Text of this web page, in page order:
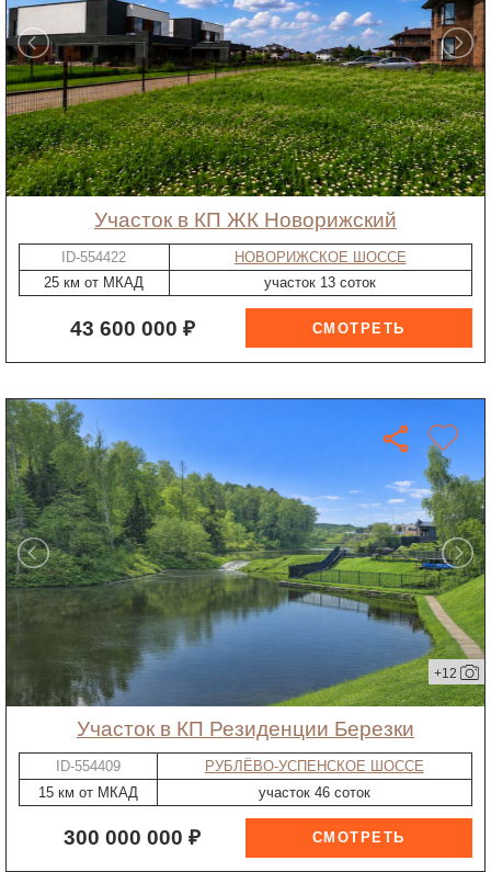
участок в КП ЖК Новорижский
ID-554422
НОВОРИЖСКОЕ ШОССЕ
25 км от МКАД
участок 13 соток
43 600 000 ₽
+12
участок в КП Резиденции Березки
ID-554409
РУБЛЁВО-УСПЕНСКОЕ ШОССЕ
15 км от МКАД
участок 46 соток
300 000 000 ₽